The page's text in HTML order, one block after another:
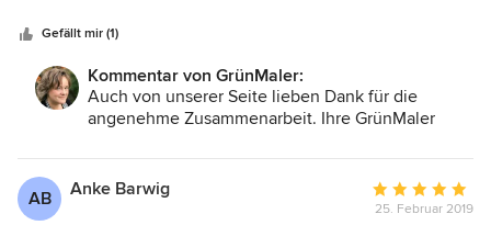
Liebe Grüße aus Oberröblingen.
Gefällt mir (1)
Kommentar von GrünMaler:
Auch von unserer Seite lieben Dank für die
angenehme Zusammenarbeit. Ihre GrünMaler
AB Anke Barwig
Bewertung:
25. Februar 2019